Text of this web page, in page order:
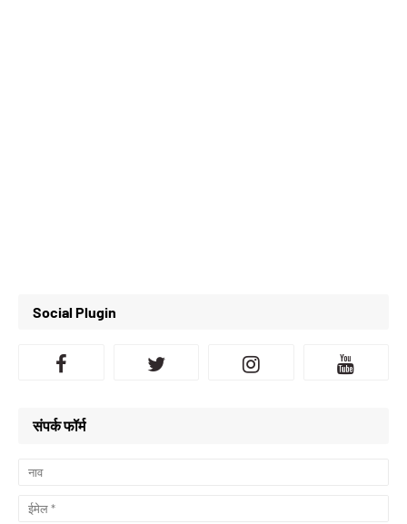
Social Plugin
संपर्क फॉर्म